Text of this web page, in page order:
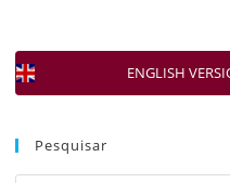
ENGLISH
Pesquisar